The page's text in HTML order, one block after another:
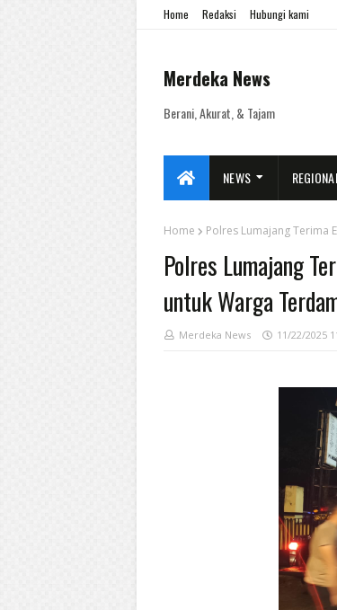
Home Redaksi Hubungi kami
Merdeka News
Berani, Akurat, & Tajam
NEWS
Home Polres Lumajang Terima
Polres Lumajang
untuk Warga
Merdeka News 11/22/2025